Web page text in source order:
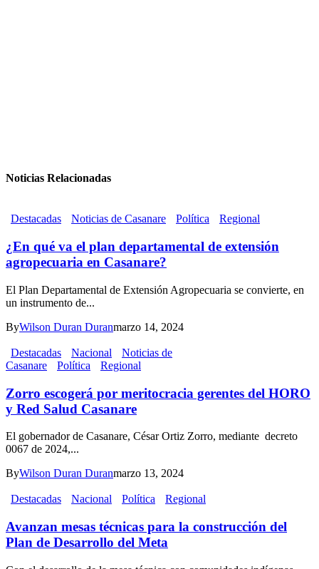
Noticias Relacionadas
Destacadas Noticias de Casanare Política Regional
¿En qué va el plan departamental de extensión
agropecuaria en Casanare?
El Plan Departamental de Extensión Agropecuaria se convierte, en
un instrumento de...
ByWilson Duran Duranmarzo 14, 2024
Destacadas Nacional
Noticias de
Casanare
Política Regional
Zorro escogerá por meritocracia gerentes del HORO
y Red Salud Casanare
El gobernador de Casanare, César Ortiz Zorro, mediante decreto
0067 de 2024,...
ByWilson Duran Duranmarzo 13, 2024
Destacadas Nacional Política Regional
Avanzan mesas técnicas para la construcción del
Plan de Desarrollo del Meta